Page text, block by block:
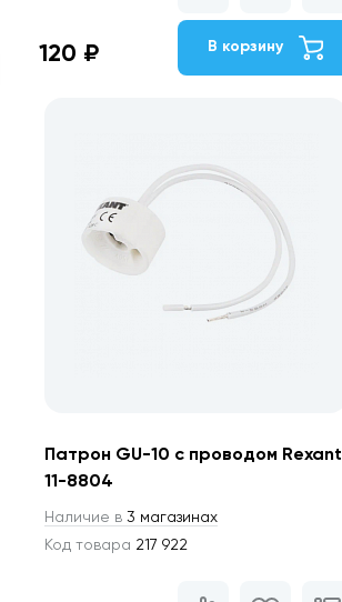
120 ₽ В корзину
Патрон GU-10 с проводом Rexant
11-8804
Наличие в 3 магазинах
Код товара 217 922